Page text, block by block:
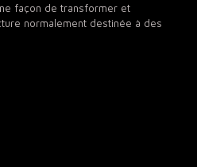
façon de transformer et
normalement destinée à des